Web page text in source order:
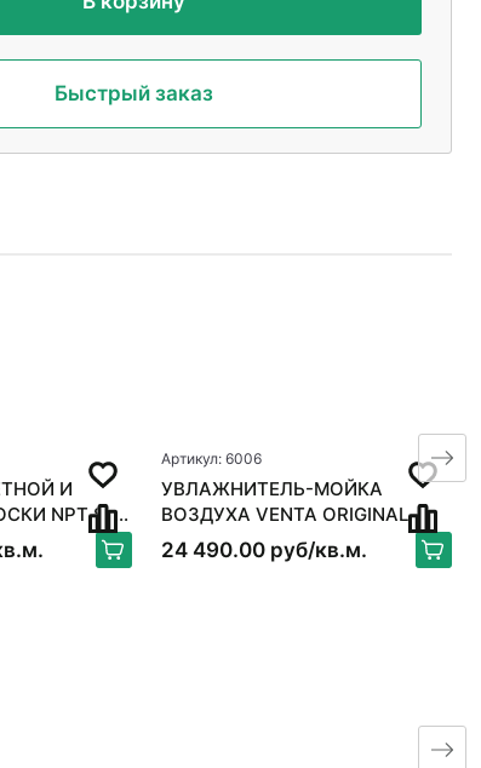
Быстрый заказ
И
S-
Артикул: 6006
УВЛАЖНИТЕЛЬ-МОЙКА
ВОЗДУХА VENTA ORIGINAL
LW15, БЕЛЫЙ
24 490.00 руб/кв.м.